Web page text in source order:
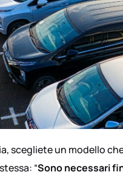
scegliete un modello
“Sono necessari